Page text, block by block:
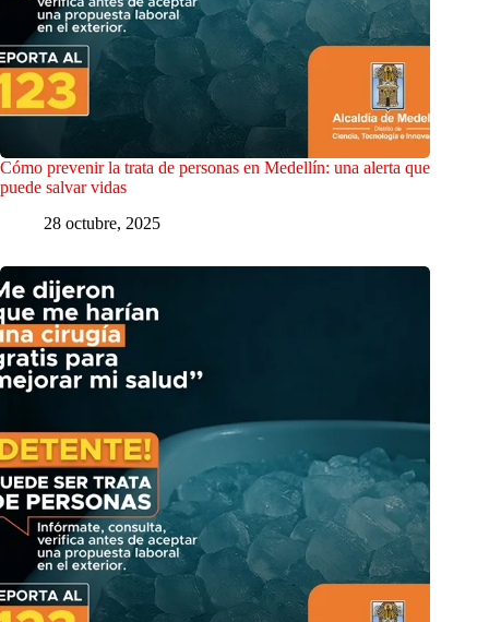
Cómo prevenir la trata de personas en Medellín: una alerta que
puede salvar vidas
28 octubre, 2025